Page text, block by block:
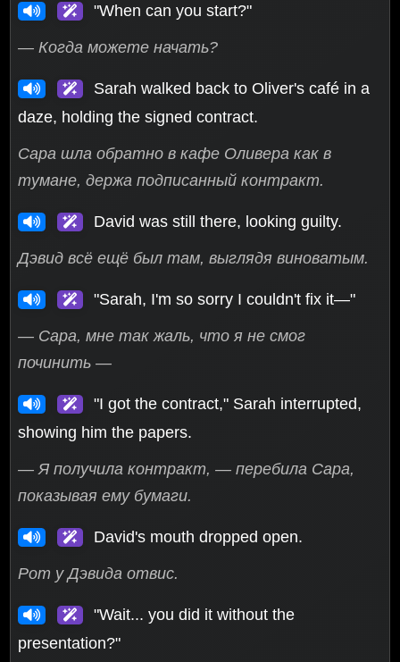
"When can you start?"
— Когда можете начать?
Sarah walked back to Oliver's café in a
daze, holding the signed contract.
Сара шла обратно в кафе Оливера как в
тумане, держа подписанный контракт.
David was still there, looking guilty.
Дэвид всё ещё был там, выглядя виноватым.
"Sarah, I'm so sorry I couldn't fix it—"
— Сара, мне так жаль, что я не смог
починить —
"I got the contract," Sarah interrupted,
showing him the papers.
— Я получила контракт, — перебила Сара,
показывая ему бумаги.
David's mouth dropped open.
Рот у Дэвида отвис.
"Wait... you did it without the
presentation?"